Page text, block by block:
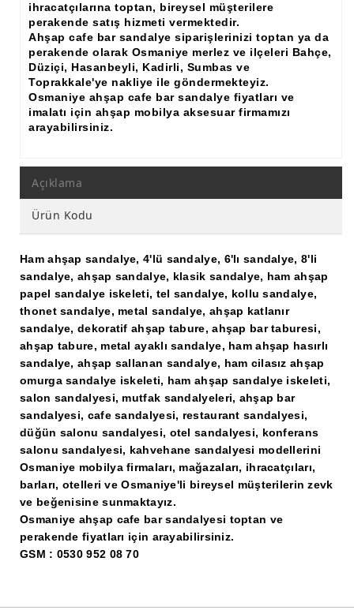
ihracatçılarına toptan, bireysel müşterilere
perakende satış hizmeti vermektedir.
Ahşap cafe bar sandalye siparişlerinizi toptan ya da
perakende olarak Osmaniye merlez ve ilçeleri Bahçe,
Düziçi, Hasanbeyli, Kadirli, Sumbas ve
Toprakkale'ye nakliye ile göndermekteyiz.
Osmaniye ahşap cafe bar sandalye fiyatları ve
imalatı için ahşap mobilya aksesuar firmamızı
arayabilirsiniz.
Açıklama
Ürün Kodu
Ham ahşap sandalye, 4'lü sandalye, 6'lı sandalye, 8'li
sandalye, ahşap sandalye, klasik sandalye, ham ahşap
papel sandalye iskeleti, tel sandalye, kollu sandalye,
thonet sandalye, metal sandalye, ahşap katlanır
sandalye, dekoratif ahşap tabure, ahşap bar taburesi,
ahşap tabure, metal ayaklı sandalye, ham ahşap hasırlı
sandalye, ahşap sallanan sandalye, ham cilasız ahşap
omurga sandalye iskeleti, ham ahşap sandalye iskeleti,
salon sandalyesi, mutfak sandalyeleri, ahşap bar
sandalyesi, cafe sandalyesi, restaurant sandalyesi,
düğün salonu sandalyesi, otel sandalyesi, konferans
salonu sandalyesi, kahvehane sandalyesi modellerini
Osmaniye mobilya firmaları, mağazaları, ihracatçıları,
barları, otelleri ve Osmaniye'li bireysel müşterilerin zevk
ve beğenisine sunmaktayız.
Osmaniye ahşap cafe bar sandalyesi toptan ve
perakende fiyatları için arayabilirsiniz.
GSM : 0530 952 08 70